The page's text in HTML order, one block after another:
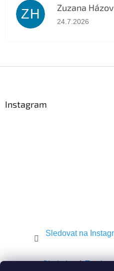
ZH Zuzana
Hodnocení
24.7.2026
Instagram
Sledovat na
Shekel.cz